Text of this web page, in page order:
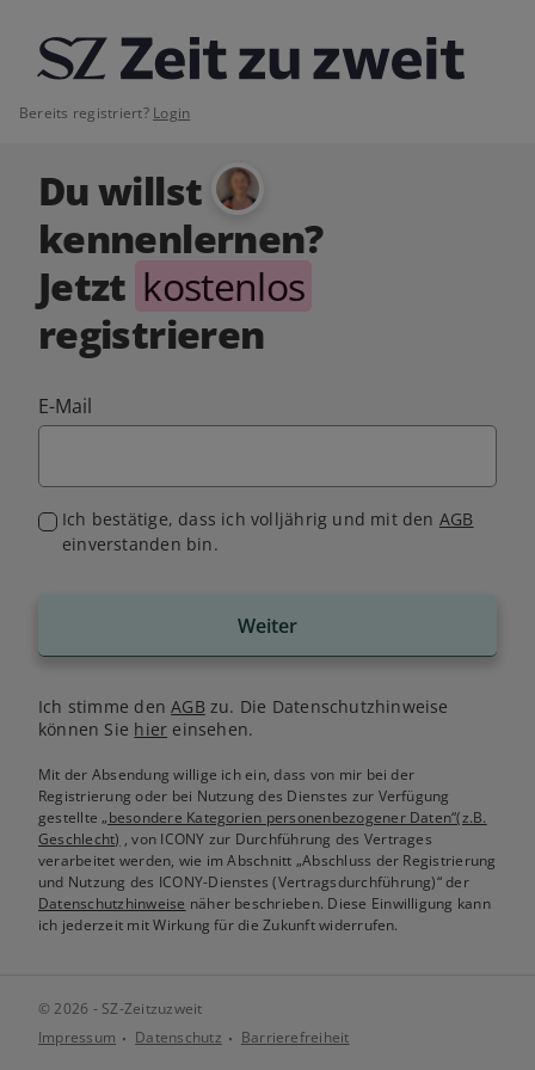
Bereits registriert? Login
Du willst
kennenlernen?
Jetzt kostenlos
registrieren
E-Mail
Ich bestätige, dass ich volljährig und mit den AGB
einverstanden bin.
Weiter
Ich stimme denAGB zu. Die Datenschutzhinweise
können Sie hier einsehen.
Mit der Absendung willige ich ein, dass von mir bei der
Registrierung oder bei Nutzung des Dienstes zur Verfügung
gestellte„besondere Kategorien personenbezogener Daten“(z.B.
Geschlecht) , von ICONY zur Durchführung des Vertrages
verarbeitet werden, wie im Abschnitt „Abschluss der Registrierung
und Nutzung des ICONY-Dienstes (Vertragsdurchführung)“ der
Datenschutzhinweise näher beschrieben. Diese Einwilligung kann
ich jederzeit mit Wirkung für die Zukunft widerrufen.
© 2026 - SZ-Zeitzuzweit
Impressum
Datenschutz Barrierefreiheit